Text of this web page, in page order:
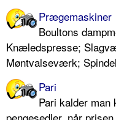
Prægemaskiner
Boultons
Knæledspresse;
Møntvalseværk;
Pari
Pari kalder man